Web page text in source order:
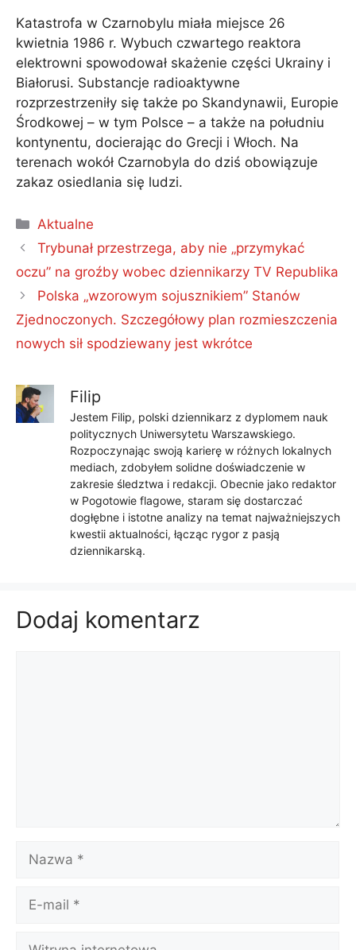
Katastrofa w Czarnobylu miała miejsce 26
kwietnia 1986 r. Wybuch czwartego reaktora
elektrowni spowodował skażenie części Ukrainy i
Białorusi. Substancje radioaktywne
rozprzestrzeniły się także po Skandynawii, Europie
Środkowej – w tym Polsce – a także na południu
kontynentu, docierając do Grecji i Włoch. Na
terenach wokół Czarnobyla do dziś obowiązuje
zakaz osiedlania się ludzi.
Kategorie
Aktualne
Trybunał przestrzega, aby nie „przymykać
oczu” na groźby wobec dziennikarzy TV Republika
Polska „wzorowym sojusznikiem” Stanów
Zjednoczonych. Szczegółowy plan rozmieszczenia
nowych sił spodziewany jest wkrótce
Filip
Jestem Filip, polski dziennikarz z dyplomem nauk
politycznych Uniwersytetu Warszawskiego.
Rozpoczynając swoją karierę w różnych lokalnych
mediach, zdobyłem solidne doświadczenie w
zakresie śledztwa i redakcji. Obecnie jako redaktor
w Pogotowie flagowe, staram się dostarczać
dogłębne i istotne analizy na temat najważniejszych
kwestii aktualności, łącząc rygor z pasją
dziennikarską.
Dodaj komentarz
Nazwa
Witryna